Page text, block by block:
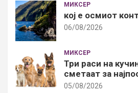
МИКСЕР
кој е осмиот
06/08/2026
МИКСЕР
Три раси на
сметаат за
05/08/2026